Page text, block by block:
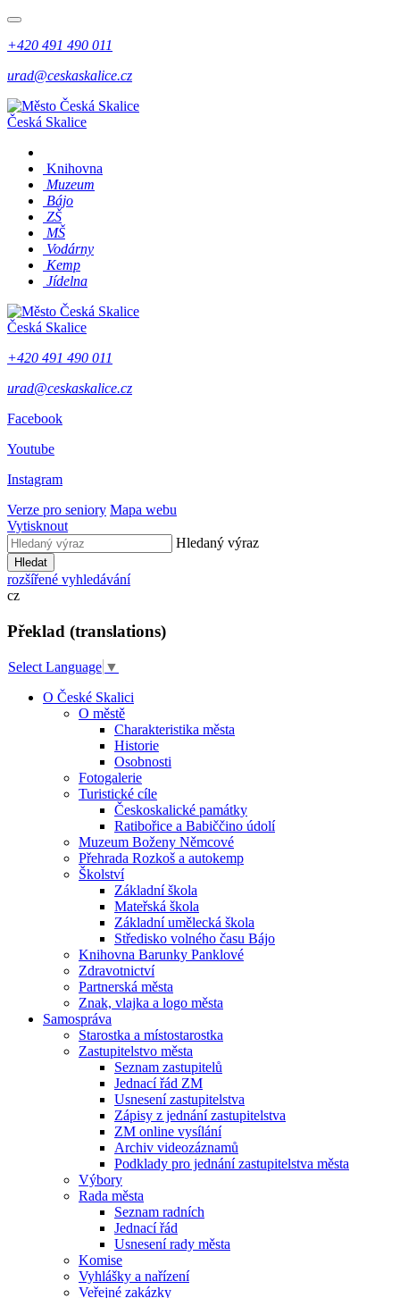
+420 491 490 011
urad@ceskaskalice.cz
Česká Skalice
Knihovna
Muzeum
Bájo
ZŠ
MŠ
Vodárny
Kemp
Jídelna
Česká Skalice
+420 491 490 011
urad@ceskaskalice.cz
Facebook
Youtube
Instagram
Verze pro seniory Mapa webu
Vytisknout
Hledaný výraz
Hledat
rozšířené vyhledávání
cz
Překlad (translations)
Select Language ▼
O České Skalici
O městě
Charakteristika města
Historie
Osobnosti
Fotogalerie
Turistické cíle
Českoskalické památky
Ratibořice a Babiččino údolí
Muzeum Boženy Němcové
Přehrada Rozkoš a autokemp
Školství
Základní škola
Mateřská škola
Základní umělecká škola
Středisko volného času Bájo
Knihovna Barunky Panklové
Zdravotnictví
Partnerská města
Znak, vlajka a logo města
Samospráva
Starostka a místostarostka
Zastupitelstvo města
Seznam zastupitelů
Jednací řád ZM
Usnesení zastupitelstva
Zápisy z jednání zastupitelstva
ZM online vysílání
Archiv videozáznamů
Podklady pro jednání zastupitelstva města
Výbory
Rada města
Seznam radních
Jednací řád
Usnesení rady města
Komise
Vyhlášky a nařízení
Veřejné zakázky